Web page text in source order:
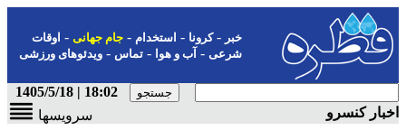
-کرونا-استخدام- جام جهانی-اوقات
شرعی-آب و هوا-تماس-ویدئوهای ورزشی
18:02 | 1405/5/18
کنسرو
سرویسها